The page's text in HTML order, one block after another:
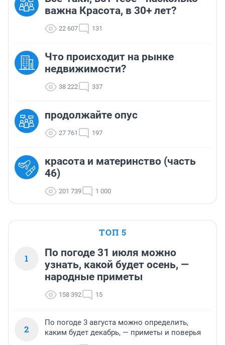
важна Красота, в 30+ лет?
22 607 131
Что происходит на рынке
недвижимости?
38 222 337
продолжайте опус
27 761 197
красота и материнство (часть
46)
201 739 1 000
ТОП 5
1
По погоде 31 июля можно
узнать, какой будет осень, —
народные приметы
158 392 15
2
По погоде 3 августа можно определить,
каким будет декабрь, — приметы и поверья